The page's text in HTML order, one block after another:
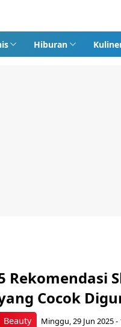
Hiburan
Beauty
Rekomendasi
Cocok
Minggu, 29 Jun 2025 -